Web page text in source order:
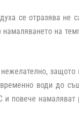
се отразява не
на
води до
повече намаляват